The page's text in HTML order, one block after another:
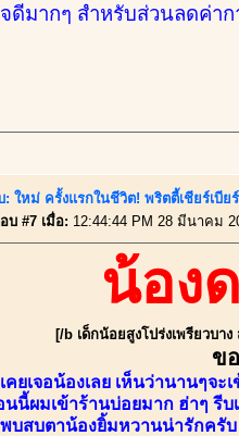
ดีมากๆ สำหรับส่วนลดค่า
: ใหม่ ครั้งแรกในชีวิต! พริตตี้เชียร์เบี
บ #7 เมื่อ: 12:44:44 PM 28 มีนาคม
น้อง
[/b เด็กน้อยสูงโปร่งเพรียวบ
ข
คยเจอน้องเลย เห็นว่านานๆจ
นนี้ผมเข้าร้านบ่อยมาก ฮ่าๆ รีบ
บสบตาน้องยิ้มหวานน่ารักครั